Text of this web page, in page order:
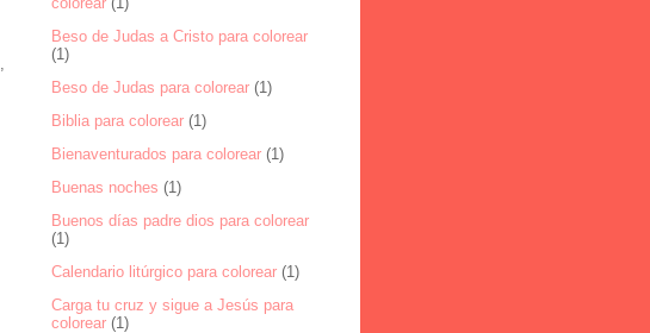
Beso de Judas a Cristo para colorear
(1)
Beso de Judas para colorear (1)
Biblia para colorear (1)
Bienaventurados para colorear (1)
Buenas noches (1)
Buenos días padre dios para colorear
(1)
Calendario litúrgico para colorear (1)
Carga tu cruz y sigue a Jesús para
colorear (1)